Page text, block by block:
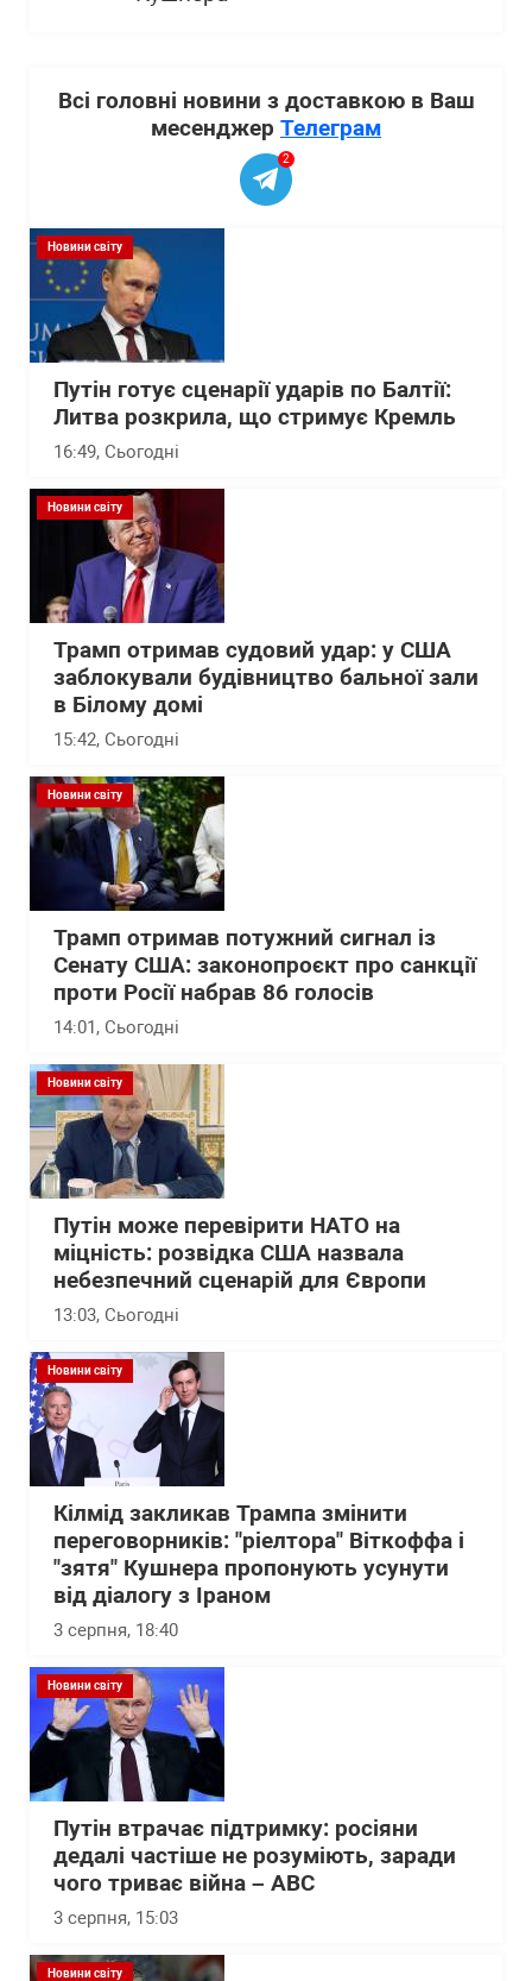
Всі головні новини з доставкою в Ваш
месенджер Телеграм
2
Новини світу
Путін готує сценарії ударів по Балтії:
Литва розкрила, що стримує Кремль
16:49, Сьогодні
Новини світу
Трамп отримав судовий удар: у США
заблокували будівництво бальної зали
в Білому домі
15:42, Сьогодні
Новини світу
Трамп отримав потужний сигнал із
Сенату США: законопроєкт про санкції
проти Росії набрав 86 голосів
14:01, Сьогодні
Новини світу
Путін може перевірити НАТО на
міцність: розвідка США назвала
небезпечний сценарій для Європи
13:03, Сьогодні
Новини світу
Кілмід закликав Трампа змінити
переговорників: "ріелтора" Віткоффа і
"зятя" Кушнера пропонують усунути
від діалогу з Іраном
3 серпня, 18:40
Новини світу
Путін втрачає підтримку: росіяни
дедалі частіше не розуміють, заради
чого триває війна – АВС
3 серпня, 15:03
Новини світу